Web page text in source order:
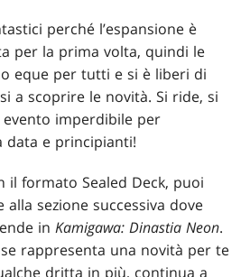
perché l’espansione è
per la prima volta, quindi le
eque per tutti e si è liberi di
a scoprire le novità. Si ride, si
imperdibile per
data e principianti!
il formato Sealed Deck, puoi
sezione successiva dove
inKamigawa: Dinastia Neon.
rappresenta una novità per te
dritta in più, continua a